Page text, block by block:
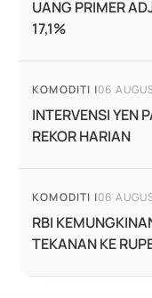
UANG PRIMER
17,1%
KOMODITI |06
INTERVENSI YEN
REKOR HARIAN
KOMODITI |06
RBI
TEKANAN KE